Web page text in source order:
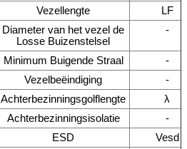
Vezellengte
LF
Diameter van het vezel de
Losse Buizenstelsel
-
Minimum Buigende Straal
-
Vezelbeëindiging
-
Achterbezinningsgolflengte
λ
Achterbezinningsisolatie
-
ESD
Vesd